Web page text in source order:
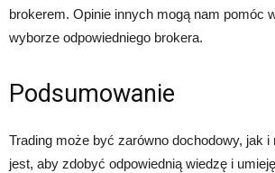
brokerem. Opinie innych mogą nam pomóc
wyborze odpowiedniego brokera.
Podsumowanie
Trading może być zarówno dochodowy, jak
jest, aby zdobyć odpowiednią wiedzę i